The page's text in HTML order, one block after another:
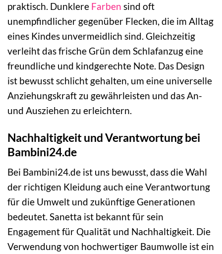
praktisch. Dunklere Farben sind oft
unempfindlicher gegenüber Flecken, die im Alltag
eines Kindes unvermeidlich sind. Gleichzeitig
verleiht das frische Grün dem Schlafanzug eine
freundliche und kindgerechte Note. Das Design
ist bewusst schlicht gehalten, um eine universelle
Anziehungskraft zu gewährleisten und das An-
und Ausziehen zu erleichtern.
Nachhaltigkeit und Verantwortung bei
Bambini24.de
Bei Bambini24.de ist uns bewusst, dass die Wahl
der richtigen Kleidung auch eine Verantwortung
für die Umwelt und zukünftige Generationen
bedeutet. Sanetta ist bekannt für sein
Engagement für Qualität und Nachhaltigkeit. Die
Verwendung von hochwertiger Baumwolle ist ein